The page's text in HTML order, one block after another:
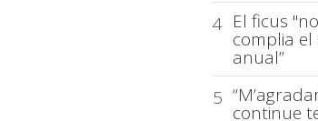
4 El ficus
complia el
anual”
5
continue